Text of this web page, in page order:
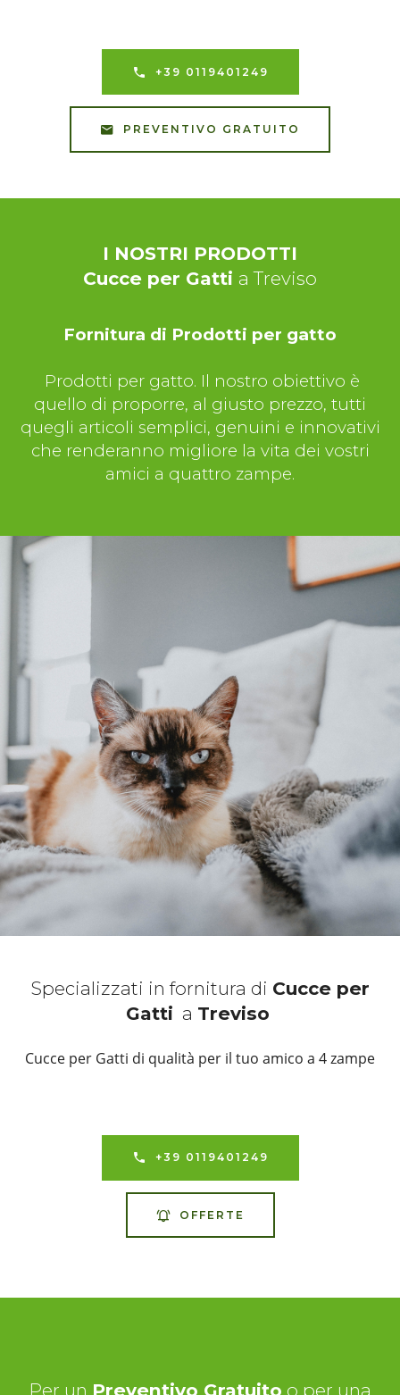
+39 0119401249
PREVENTIVO GRATUITO
I NOSTRI PRODOTTI
Cucce per Gatti a Treviso
Fornitura di Prodotti per gatto
Prodotti per gatto. Il nostro obiettivo è
quello di proporre, al giusto prezzo, tutti
quegli articoli semplici, genuini e innovativi
che renderanno migliore la vita dei vostri
amici a quattro zampe.
Specializzati in fornitura di Cucce per
Gatti a Treviso
Cucce per Gatti di qualità per il tuo amico a 4 zampe
+39 0119401249
OFFERTE
Per un Preventivo Gratuito o per una